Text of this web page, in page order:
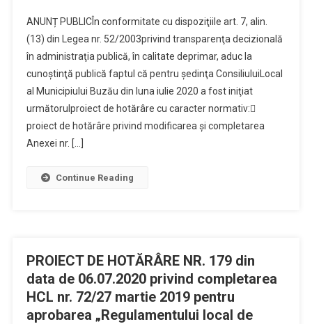
ANUNȚ PUBLICÎn conformitate cu dispoziţiile art. 7, alin.
(13) din Legea nr. 52/2003privind transparenţa decizională
în administraţia publică, în calitate deprimar, aduc la
cunoştinţă publică faptul că pentru şedinţa ConsiliuluiLocal
al Municipiului Buzău din luna iulie 2020 a fost iniţiat
următorulproiect de hotărâre cu caracter normativ:
proiect de hotărâre privind modificarea și completarea
Anexei nr. […]
Continue Reading
PROIECT DE HOTĂRÂRE NR. 179 din
data de 06.07.2020 privind completarea
HCL nr. 72/27 martie 2019 pentru
aprobarea „Regulamentului local de